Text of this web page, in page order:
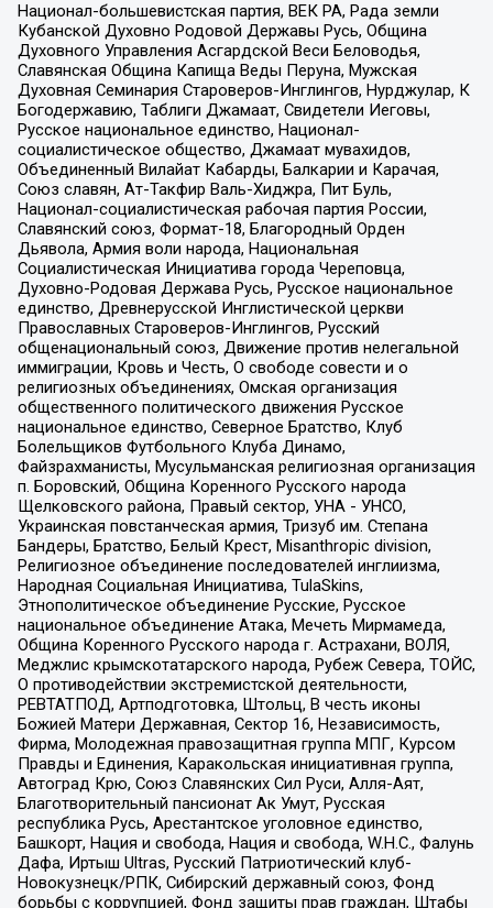
Национал-большевистская партия, ВЕК РА, Рада земли
Кубанской Духовно Родовой Державы Русь, Община
Духовного Управления Асгардской Веси Беловодья,
Славянская Община Капища Веды Перуна, Мужская
Духовная Семинария Староверов-Инглингов, Нурджулар, К
Богодержавию, Таблиги Джамаат, Свидетели Иеговы,
Русское национальное единство, Национал-
социалистическое общество, Джамаат мувахидов,
Объединенный Вилайат Кабарды, Балкарии и Карачая,
Союз славян, Ат-Такфир Валь-Хиджра, Пит Буль,
Национал-социалистическая рабочая партия России,
Славянский союз, Формат-18, Благородный Орден
Дьявола, Армия воли народа, Национальная
Социалистическая Инициатива города Череповца,
Духовно-Родовая Держава Русь, Русское национальное
единство, Древнерусской Инглистической церкви
Православных Староверов-Инглингов, Русский
общенациональный союз, Движение против нелегальной
иммиграции, Кровь и Честь, О свободе совести и о
религиозных объединениях, Омская организация
общественного политического движения Русское
национальное единство, Северное Братство, Клуб
Болельщиков Футбольного Клуба Динамо,
Файзрахманисты, Мусульманская религиозная организация
п. Боровский, Община Коренного Русского народа
Щелковского района, Правый сектор, УНА - УНСО,
Украинская повстанческая армия, Тризуб им. Степана
Бандеры, Братство, Белый Крест, Misanthropic division,
Религиозное объединение последователей инглиизма,
Народная Социальная Инициатива, TulaSkins,
Этнополитическое объединение Русские, Русское
национальное объединение Атака, Мечеть Мирмамеда,
Община Коренного Русского народа г. Астрахани, ВОЛЯ,
Меджлис крымскотатарского народа, Рубеж Севера, ТОЙС,
О противодействии экстремистской деятельности,
РЕВТАТПОД, Артподготовка, Штольц, В честь иконы
Божией Матери Державная, Сектор 16, Независимость,
Фирма, Молодежная правозащитная группа МПГ, Курсом
Правды и Единения, Каракольская инициативная группа,
Автоград Крю, Союз Славянских Сил Руси, Алля-Аят,
Благотворительный пансионат Ак Умут, Русская
республика Русь, Арестантское уголовное единство,
Башкорт, Нация и свобода, Нация и свобода, W.H.С., Фалунь
Дафа, Иртыш Ultras, Русский Патриотический клуб-
Новокузнецк/РПК, Сибирский державный союз, Фонд
борьбы с коррупцией, Фонд защиты прав граждан, Штабы